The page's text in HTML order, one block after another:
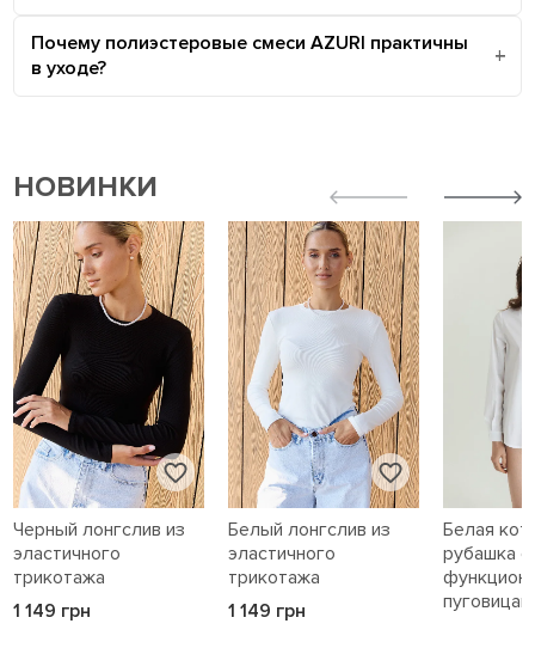
Почему полиэстеровые смеси AZURI практичны
в уходе?
НОВИНКИ
Черный лонгслив из
эластичного
трикотажа
1 149 грн
Белый лонгслив из
эластичного
трикотажа
1 149 грн
Белая
рубашка с